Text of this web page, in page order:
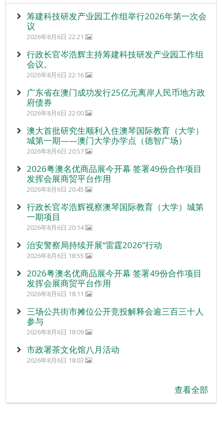
筹建科技研发产业园工作组举行2026年第一次会
议
2026年8月6日 22:21
行政长官岑浩辉主持筹建科技研发产业园工作组
会议。
2026年8月6日 22:16
广东省在澳门成功发行25亿元离岸人民币地方政
府债券
2026年8月6日 22:00
澳大首批研究生顺利入住澳琴国际教育（大学）
城第一期——澳门大学办学点（德智广场）
2026年8月6日 20:57
2026粤澳名优商品展今开幕 签署49份合作项目
发挥会展商贸平台作用
2026年8月6日 20:45
行政长官岑浩辉视察澳琴国际教育（大学）城第
一期项目
2026年8月6日 20:14
治安警察局持续开展“雷霆2026”行动
2026年8月6日 18:55
2026粤澳名优商品展今开幕 签署49份合作项目
发挥会展商贸平台作用
2026年8月6日 18:11
三场公共街市摊位公开竞投解释会逾三百三十人
参与
2026年8月6日 18:09
市政署茶文化馆八月活动
2026年8月6日 18:03
查看全部